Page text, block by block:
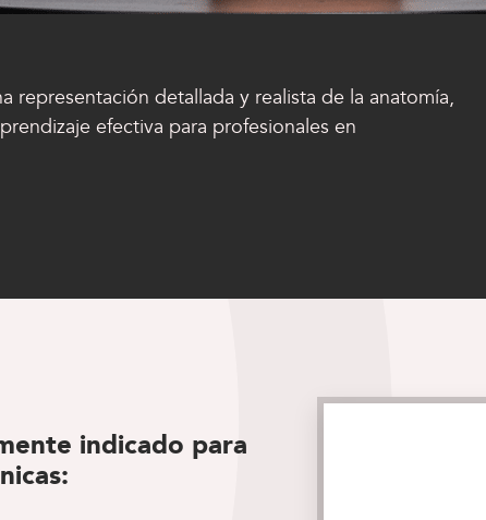
representación detallada y realista de la anatomía,
efectiva para profesionales en
indicado para